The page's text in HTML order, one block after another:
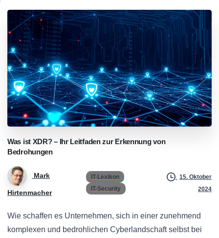
Was ist XDR? – Ihr Leitfaden zur Erkennung von
Bedrohungen
Mark
Hirtenmacher
IT-Lexikon
IT-Security
15. Oktober
2024
Wie schaffen es Unternehmen, sich in einer zunehmend
komplexen und bedrohlichen Cyberlandschaft selbst bei